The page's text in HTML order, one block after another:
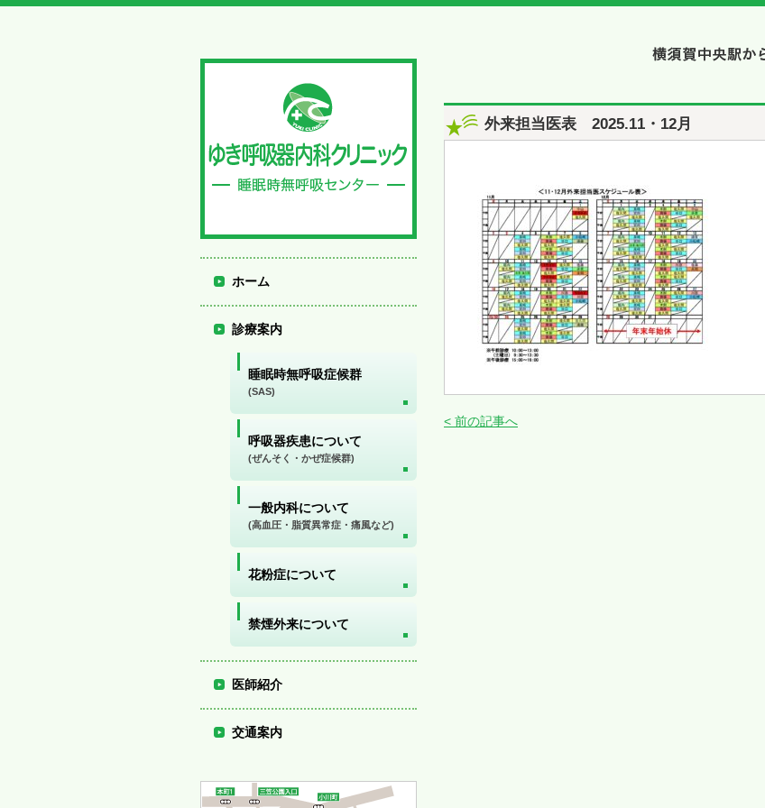
ホーム
診療案内
睡眠時無呼吸症候群
(SAS)
呼吸器疾患について
(ぜんそく・かぜ症候群)
一般内科について
(高血圧・脂質異常症・痛風など)
花粉症について
禁煙外来について
医師紹介
交通案内
外来担当医表 2025.11・12月
< 前の記事へ